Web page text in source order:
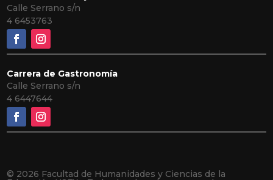
Calle Serrano s/n
4 6453763
Carrera de Gastronomía
Calle Serrano s/n
4 6447644
© 2026 Facultad de Humanidades y Ciencias de la